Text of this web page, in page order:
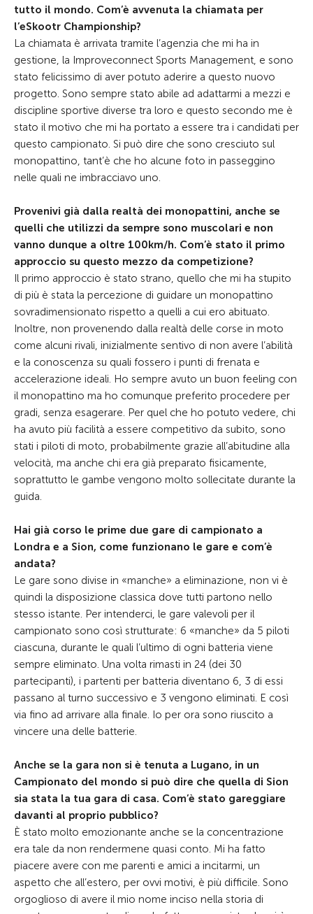
tutto il mondo. Com’è avvenuta la chiamata per
l’eSkootr Championship?
La chiamata è arrivata tramite l’agenzia che mi ha in
gestione, la Improveconnect Sports Management, e sono
stato felicissimo di aver potuto aderire a questo nuovo
progetto. Sono sempre stato abile ad adattarmi a mezzi e
discipline sportive diverse tra loro e questo secondo me è
stato il motivo che mi ha portato a essere tra i candidati per
questo campionato. Si può dire che sono cresciuto sul
monopattino, tant’è che ho alcune foto in passeggino
nelle quali ne imbracciavo uno.
Provenivi già dalla realtà dei monopattini, anche se
quelli che utilizzi da sempre sono muscolari e non
vanno dunque a oltre 100km/h. Com’è stato il primo
approccio su questo mezzo da competizione?
Il primo approccio è stato strano, quello che mi ha stupito
di più è stata la percezione di guidare un monopattino
sovradimensionato rispetto a quelli a cui ero abituato.
Inoltre, non provenendo dalla realtà delle corse in moto
come alcuni rivali, inizialmente sentivo di non avere l’abilità
e la conoscenza su quali fossero i punti di frenata e
accelerazione ideali. Ho sempre avuto un buon feeling con
il monopattino ma ho comunque preferito procedere per
gradi, senza esagerare. Per quel che ho potuto vedere, chi
ha avuto più facilità a essere competitivo da subito, sono
stati i piloti di moto, probabilmente grazie all’abitudine alla
velocità, ma anche chi era già preparato fisicamente,
soprattutto le gambe vengono molto sollecitate durante la
guida.
Hai già corso le prime due gare di campionato a
Londra e a Sion, come funzionano le gare e com’è
andata?
Le gare sono divise in «manche» a eliminazione, non vi è
quindi la disposizione classica dove tutti partono nello
stesso istante. Per intenderci, le gare valevoli per il
campionato sono così strutturate: 6 «manche» da 5 piloti
ciascuna, durante le quali l’ultimo di ogni batteria viene
sempre eliminato. Una volta rimasti in 24 (dei 30
partecipanti), i partenti per batteria diventano 6, 3 di essi
passano al turno successivo e 3 vengono eliminati. E così
via fino ad arrivare alla finale. Io per ora sono riuscito a
vincere una delle batterie.
Anche se la gara non si è tenuta a Lugano, in un
Campionato del mondo si può dire che quella di Sion
sia stata la tua gara di casa. Com’è stato gareggiare
davanti al proprio pubblico?
È stato molto emozionante anche se la concentrazione
era tale da non rendermene quasi conto. Mi ha fatto
piacere avere con me parenti e amici a incitarmi, un
aspetto che all’estero, per ovvi motivi, è più difficile. Sono
orgoglioso di avere il mio nome inciso nella storia di